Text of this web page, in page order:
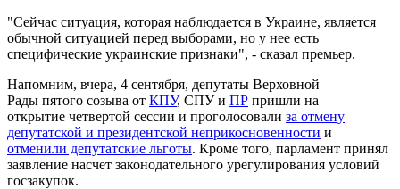
"Сейчас ситуация, которая наблюдается в Украине, является
обычной ситуацией перед выборами, но у нее есть
специфические украинские признаки", - сказал премьер.
Напомним, вчера, 4 сентября, депутаты Верховной
Рады пятого созыва от КПУ, СПУ и ПР пришли на
открытие четвертой сессии и проголосовали за отмену
депутатской и президентской неприкосновенности и
отменили депутатские льготы. Кроме того, парламент принял
заявление насчет законодательного урегулирования условий
госзакупок.